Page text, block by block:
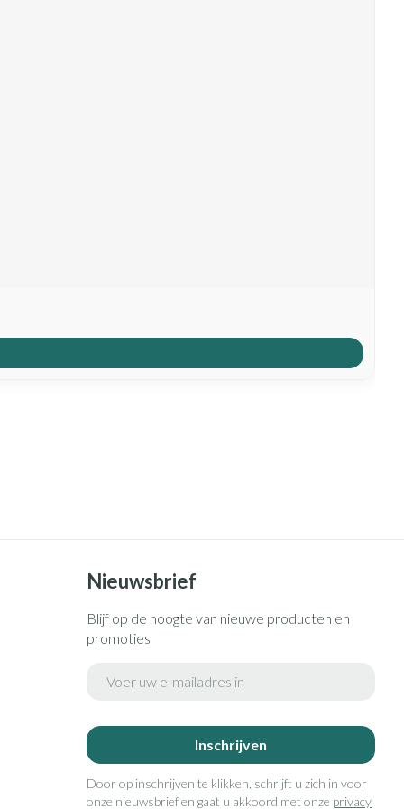
Nieuwsbrief
Blijf op de hoogte van nieuwe producten en
promoties
Inschrijven
Door op inschrijven te klikken, schrijft u zich in voor
onze nieuwsbrief en gaat u akkoord met onze privacy